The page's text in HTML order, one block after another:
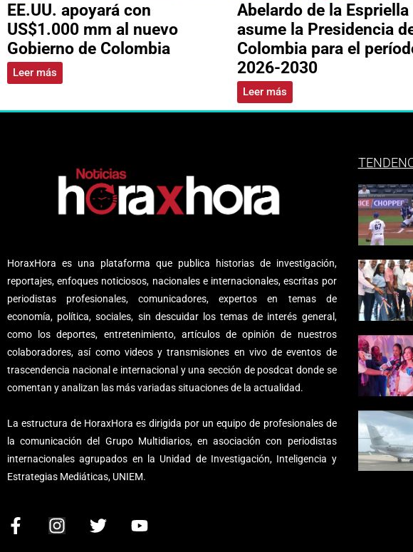
EE.UU. apoyará con
US$1.000 mm al nuevo
Gobierno de Colombia
Leer más
Abelardo de la Espriella
asume la Presidencia
Colombia para el
2026-2030
Leer más
HoraxHora es una plataforma que publica historias de investigación,
reportajes, enfoques noticiosos, nacionales e internacionales, escritas por
periodistas profesionales, comunicadores, expertos en temas de
economía, política, sociales, sin descuidar los temas de interés general,
como los deportes, entretenimiento, artículos de opinión de nuestros
colaboradores, así como videos y transmisiones en vivo de eventos de
trascendencia nacional e internacional y una sección de posdcat donde se
comentan y analizan las más variadas situaciones de la actualidad.
La estructura de HoraxHora es dirigida por un equipo de profesionales de
la comunicación del Grupo Multidiarios, en asociación con periodistas
internacionales agrupados en la Unidad de Investigación, Inteligencia y
Estrategias Mediáticas, UNIEM.
F
I
T
Y